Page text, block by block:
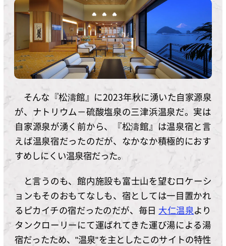
そんな『松濤館』に2023年秋に湧いた自家源泉
が、ナトリウム－硫酸塩泉の三津浜温泉だ。実は
自家源泉が湧く前から、『松濤館』は温泉宿と言
えば温泉宿だったのだが、なかなか積極的におす
すめしにくい温泉宿だった。
と言うのも、館内施設も富士山を望むロケーシ
ョンもそのおもてなしも、宿としては一目置かれ
るピカイチの宿だったのだが、毎日 大仁温泉より
タンクローリーにて運ばれてきた運び湯による湯
宿だったため、"温泉"を主としたこのサイトの特性